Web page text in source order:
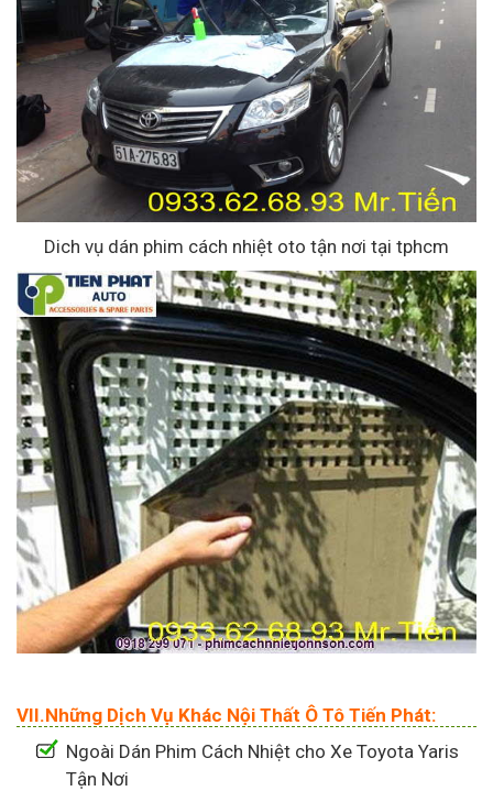
Dich vụ dán phim cách nhiệt oto tận nơi tại tphcm
VII.Những Dịch Vụ Khác Nội Thất Ô Tô Tiến Phát:
Ngoài Dán Phim Cách Nhiệt cho Xe Toyota Yaris
Tận Nơi